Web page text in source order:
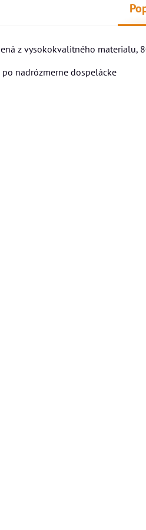
z vysokokvalitného materialu,
nadrózmerne dospelácke